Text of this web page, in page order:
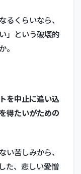
るくらいなら、
」という破壊的
。
を中止に追い込
得たいがための
い苦しみから、
た、悲しい愛憎